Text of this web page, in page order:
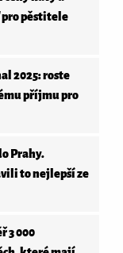
pěstitele
2025: roste
příjmu pro
Prahy.
to nejlepší ze
3 000